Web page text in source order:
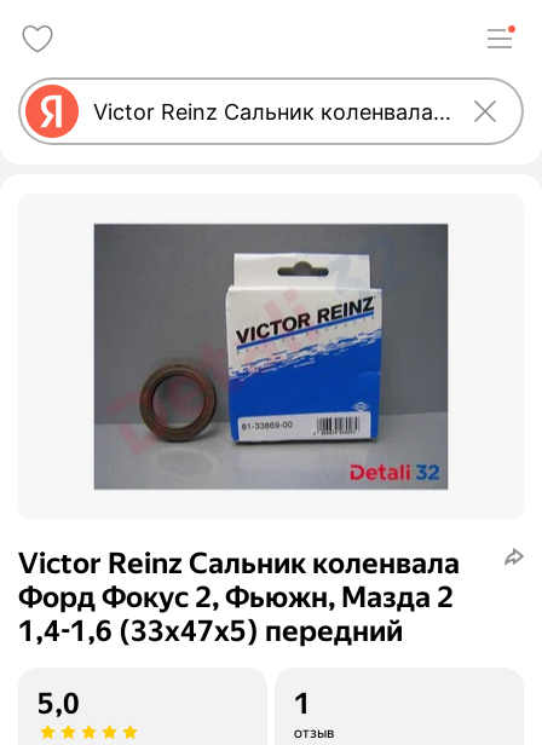
Victor Reinz Сальник коленвала
Форд Фокус 2, Фьюжн, Мазда 2
1,4-1,6 (33x47x5) передний
5,0 1
отзыв